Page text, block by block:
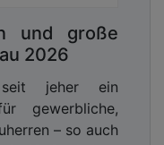
und große
2026
jeher ein
gewerbliche,
– so auch